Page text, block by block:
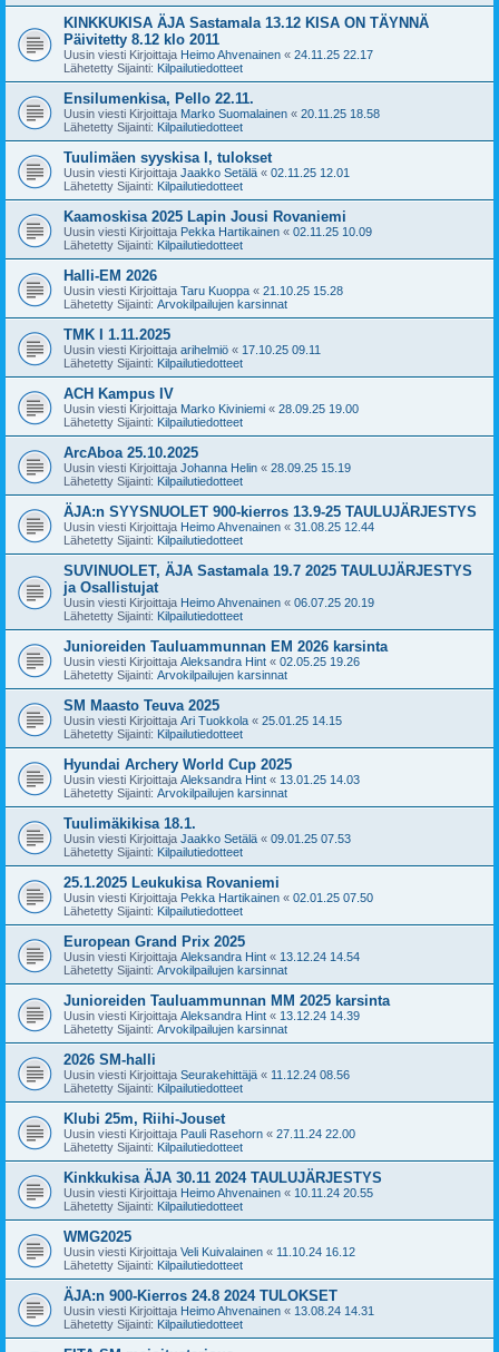
KINKKUKISA ÄJA Sastamala 13.12 KISA ON TÄYNNÄ
Päivitetty 8.12 klo 2011
Uusin viesti Kirjoittaja Heimo Ahvenainen « 24.11.25 22.17
Lähetetty Sijainti: Kilpailutiedotteet
Ensilumenkisa, Pello 22.11.
Uusin viesti Kirjoittaja Marko Suomalainen « 20.11.25 18.58
Lähetetty Sijainti: Kilpailutiedotteet
Tuulimäen syyskisa I, tulokset
Uusin viesti Kirjoittaja Jaakko Setälä « 02.11.25 12.01
Lähetetty Sijainti: Kilpailutiedotteet
Kaamoskisa 2025 Lapin Jousi Rovaniemi
Uusin viesti Kirjoittaja Pekka Hartikainen « 02.11.25 10.09
Lähetetty Sijainti: Kilpailutiedotteet
Halli-EM 2026
Uusin viesti Kirjoittaja Taru Kuoppa « 21.10.25 15.28
Lähetetty Sijainti: Arvokilpailujen karsinnat
TMK I 1.11.2025
Uusin viesti Kirjoittaja arihelmiö « 17.10.25 09.11
Lähetetty Sijainti: Kilpailutiedotteet
ACH Kampus IV
Uusin viesti Kirjoittaja Marko Kiviniemi « 28.09.25 19.00
Lähetetty Sijainti: Kilpailutiedotteet
ArcAboa 25.10.2025
Uusin viesti Kirjoittaja Johanna Helin « 28.09.25 15.19
Lähetetty Sijainti: Kilpailutiedotteet
ÄJA:n SYYSNUOLET 900-kierros 13.9-25 TAULUJÄRJESTYS
Uusin viesti Kirjoittaja Heimo Ahvenainen « 31.08.25 12.44
Lähetetty Sijainti: Kilpailutiedotteet
SUVINUOLET, ÄJA Sastamala 19.7 2025 TAULUJÄRJESTYS
ja Osallistujat
Uusin viesti Kirjoittaja Heimo Ahvenainen « 06.07.25 20.19
Lähetetty Sijainti: Kilpailutiedotteet
Junioreiden Tauluammunnan EM 2026 karsinta
Uusin viesti Kirjoittaja Aleksandra Hint « 02.05.25 19.26
Lähetetty Sijainti: Arvokilpailujen karsinnat
SM Maasto Teuva 2025
Uusin viesti Kirjoittaja Ari Tuokkola « 25.01.25 14.15
Lähetetty Sijainti: Kilpailutiedotteet
Hyundai Archery World Cup 2025
Uusin viesti Kirjoittaja Aleksandra Hint « 13.01.25 14.03
Lähetetty Sijainti: Arvokilpailujen karsinnat
Tuulimäkikisa 18.1.
Uusin viesti Kirjoittaja Jaakko Setälä « 09.01.25 07.53
Lähetetty Sijainti: Kilpailutiedotteet
25.1.2025 Leukukisa Rovaniemi
Uusin viesti Kirjoittaja Pekka Hartikainen « 02.01.25 07.50
Lähetetty Sijainti: Kilpailutiedotteet
European Grand Prix 2025
Uusin viesti Kirjoittaja Aleksandra Hint « 13.12.24 14.54
Lähetetty Sijainti: Arvokilpailujen karsinnat
Junioreiden Tauluammunnan MM 2025 karsinta
Uusin viesti Kirjoittaja Aleksandra Hint « 13.12.24 14.39
Lähetetty Sijainti: Arvokilpailujen karsinnat
2026 SM-halli
Uusin viesti Kirjoittaja Seurakehittäjä « 11.12.24 08.56
Lähetetty Sijainti: Kilpailutiedotteet
Klubi 25m, Riihi-Jouset
Uusin viesti Kirjoittaja Pauli Rasehorn « 27.11.24 22.00
Lähetetty Sijainti: Kilpailutiedotteet
Kinkkukisa ÄJA 30.11 2024 TAULUJÄRJESTYS
Uusin viesti Kirjoittaja Heimo Ahvenainen « 10.11.24 20.55
Lähetetty Sijainti: Kilpailutiedotteet
WMG2025
Uusin viesti Kirjoittaja Veli Kuivalainen « 11.10.24 16.12
Lähetetty Sijainti: Kilpailutiedotteet
ÄJA:n 900-Kierros 24.8 2024 TULOKSET
Uusin viesti Kirjoittaja Heimo Ahvenainen « 13.08.24 14.31
Lähetetty Sijainti: Kilpailutiedotteet